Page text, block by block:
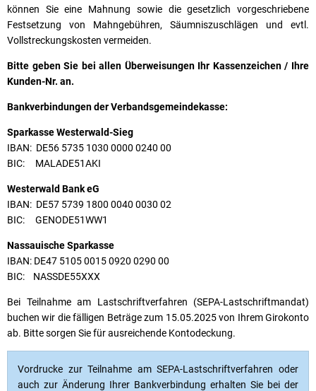
können Sie eine Mahnung sowie die gesetzlich vorgeschriebene
Festsetzung von Mahngebühren, Säumniszuschlägen und evtl.
Vollstreckungskosten vermeiden.
Bitte geben Sie bei allen Überweisungen Ihr Kassenzeichen / Ihre
Kunden-Nr. an.
Bankverbindungen der Verbandsgemeindekasse:
Sparkasse Westerwald-Sieg
IBAN: DE56 5735 1030 0000 0240 00
BIC: MALADE51AKI
Westerwald Bank eG
IBAN: DE57 5739 1800 0040 0030 02
BIC: GENODE51WW1
Nassauische Sparkasse
IBAN: DE47 5105 0015 0920 0290 00
BIC: NASSDE55XXX
Bei Teilnahme am Lastschriftverfahren (SEPA-Lastschriftmandat)
buchen wir die fälligen Beträge zum 15.05.2025 von Ihrem Girokonto
ab. Bitte sorgen Sie für ausreichende Kontodeckung.
Vordrucke zur Teilnahme am SEPA-Lastschriftverfahren oder
auch zur Änderung Ihrer Bankverbindung erhalten Sie bei der